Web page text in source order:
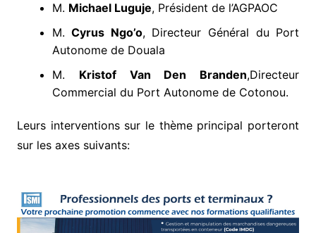
M. Michael Luguje, Président de l’AGPAOC
M.Cyrus Ngo’o, Directeur Général du Port
Autonome de Douala
M. Kristof Van Den Branden,Directeur
Commercial du Port Autonome de Cotonou.
Leurs interventions sur le thème principal porteront
sur les axes suivants: